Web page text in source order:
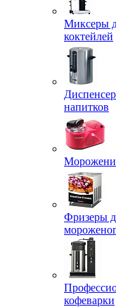
Миксеры
коктейлей
напитков
Фризеры
кофеварки